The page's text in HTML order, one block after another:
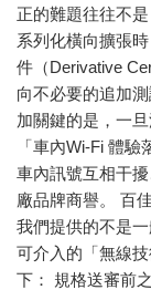
正的難題往往不
系列化橫向擴張
件（Derivative
向不必要的追加
加關鍵的是，一
「車內Wi-Fi 體
車內訊號互相干
廠品牌商譽。 百
我們提供的不是
可介入的「無線
下： 規格送審前